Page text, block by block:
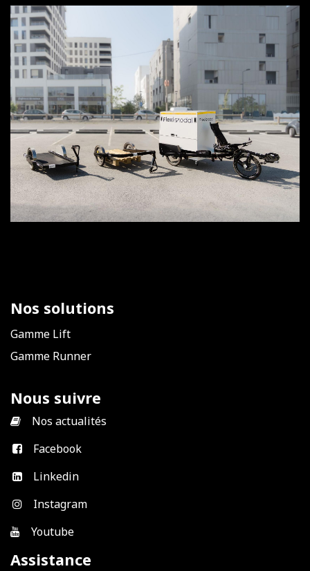
Nos solutions
Gamme Lift
Gamme Runner
Nous suivre
Nos actualités
Facebook
Linkedin
Instagram
Youtube
Assistance